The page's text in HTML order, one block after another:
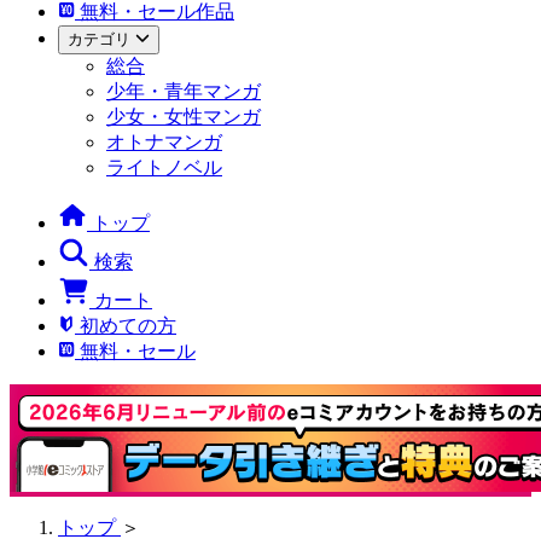
無料・セール作品
カテゴリ
総合
少年・青年マンガ
少女・女性マンガ
オトナマンガ
ライトノベル
トップ
検索
カート
初めての方
無料・セール
トップ ＞